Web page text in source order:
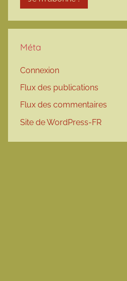
Méta
Connexion
Flux des publications
Flux des commentaires
Site de WordPress-FR